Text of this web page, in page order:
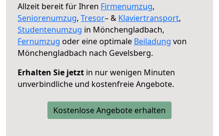
Allzeit bereit für Ihren Firmenumzug,
Seniorenumzug, Tresor– & Klaviertransport,
Studentenumzug in Mönchengladbach,
Fernumzug oder eine optimale Beiladung von
Mönchengladbach nach Gevelsberg.
Erhalten Sie jetzt in nur wenigen Minuten
unverbindliche und kostenfreie Angebote.
Kostenlose Angebote erhalten